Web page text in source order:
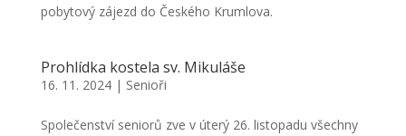
pobytový zájezd do Českého Krumlova.
Prohlídka kostela sv. Mikuláše
16. 11. 2024| Senioři
Společenství seniorů zve v úterý 26. listopadu všechny